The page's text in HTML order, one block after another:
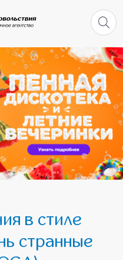
в стиле
странные